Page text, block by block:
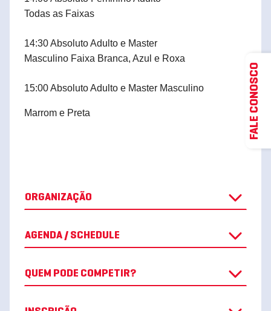
Todas as Faixas
14:30 Absoluto Adulto e Master
Masculino Faixa Branca, Azul e Roxa
15:00 Absoluto Adulto e Master Masculino
Marrom e Preta
ORGANIZAÇÃO
AGENDA / SCHEDULE
QUEM PODE COMPETIR?
FALE CONOSCO